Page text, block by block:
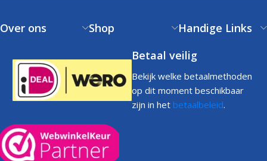
Over ons Shop
Handige Links
Betaal veilig
Bekijk welke betaalmethoden
op dit moment beschikbaar
zijn in het betaalbeleid.